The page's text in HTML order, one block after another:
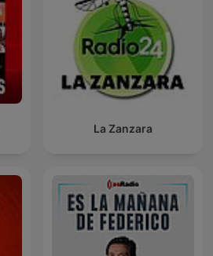
La Zanzara